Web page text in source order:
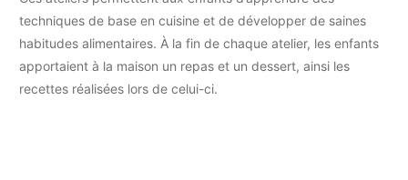
techniques de base en cuisine et de développer de saines
habitudes alimentaires. À la fin de chaque atelier, les enfants
apportaient à la maison un repas et un dessert, ainsi les
recettes réalisées lors de celui-ci.